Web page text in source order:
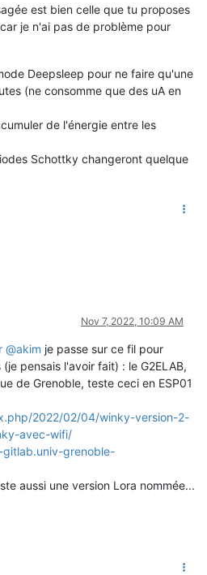
est bien celle que tu proposes
je n'ai pas de problème pour
Deepsleep pour ne faire qu'une
(ne consomme que des uA en
de l'énergie entre les
Schottky changeront quelque
Nov 7, 2022, 10:09 AM
@akim je passe sur ce fil pour
pensais l'avoir fait) : le G2ELAB,
de Grenoble, teste ceci en ESP01
2022/02/04/winky-version-2-
avec-wifi/
grenoble-
aussi une version Lora nommée...